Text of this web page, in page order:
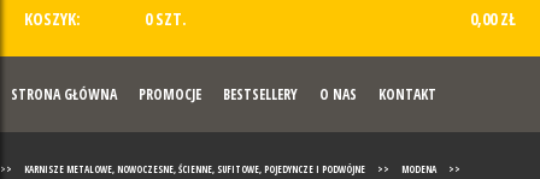
KOSZYK: 0 SZT. 0,00 ZŁ
STRONA GŁÓWNA PROMOCJE BESTSELLERY O NAS KONTAKT
>> KARNISZE METALOWE, NOWOCZESNE, ŚCIENNE, SUFITOWE, POJEDYNCZE I PODWÓJNE >> MODENA >>